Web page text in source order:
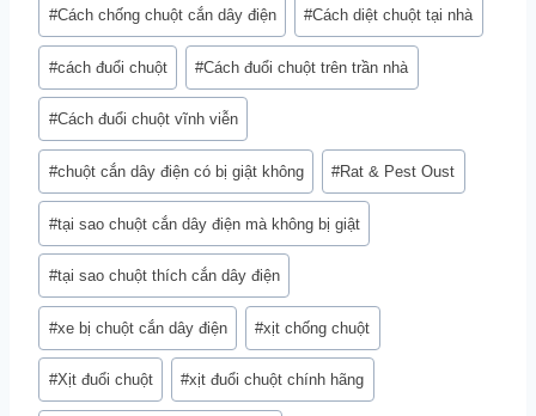
Tags:
#Cách chống chuột cắn dây điện #Cách diệt chuột tại nhà
#cách đuổi chuột #Cách đuổi chuột trên trần nhà
#Cách đuổi chuột vĩnh viễn
#chuột cắn dây điện có bị giật không #Rat & Pest Oust
#tại sao chuột cắn dây điện mà không bị giật
#tại sao chuột thích cắn dây điện
#xe bị chuột cắn dây điện #xịt chống chuột
#Xịt đuổi chuột #xịt đuổi chuột chính hãng